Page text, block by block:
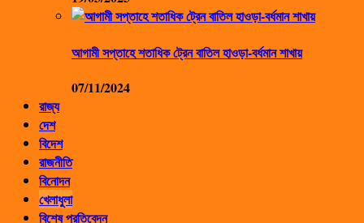
আগামী সপ্তাহে শতাধিক ট্রেন বাতিল হাওড়া-বর্ধমান শাখায়
07/11/2024
রাজ্য
দেশ
বিদেশ
রাজনীতি
বিনোদন
খেলাধুলা
বিশেষ প্রতিবেদন